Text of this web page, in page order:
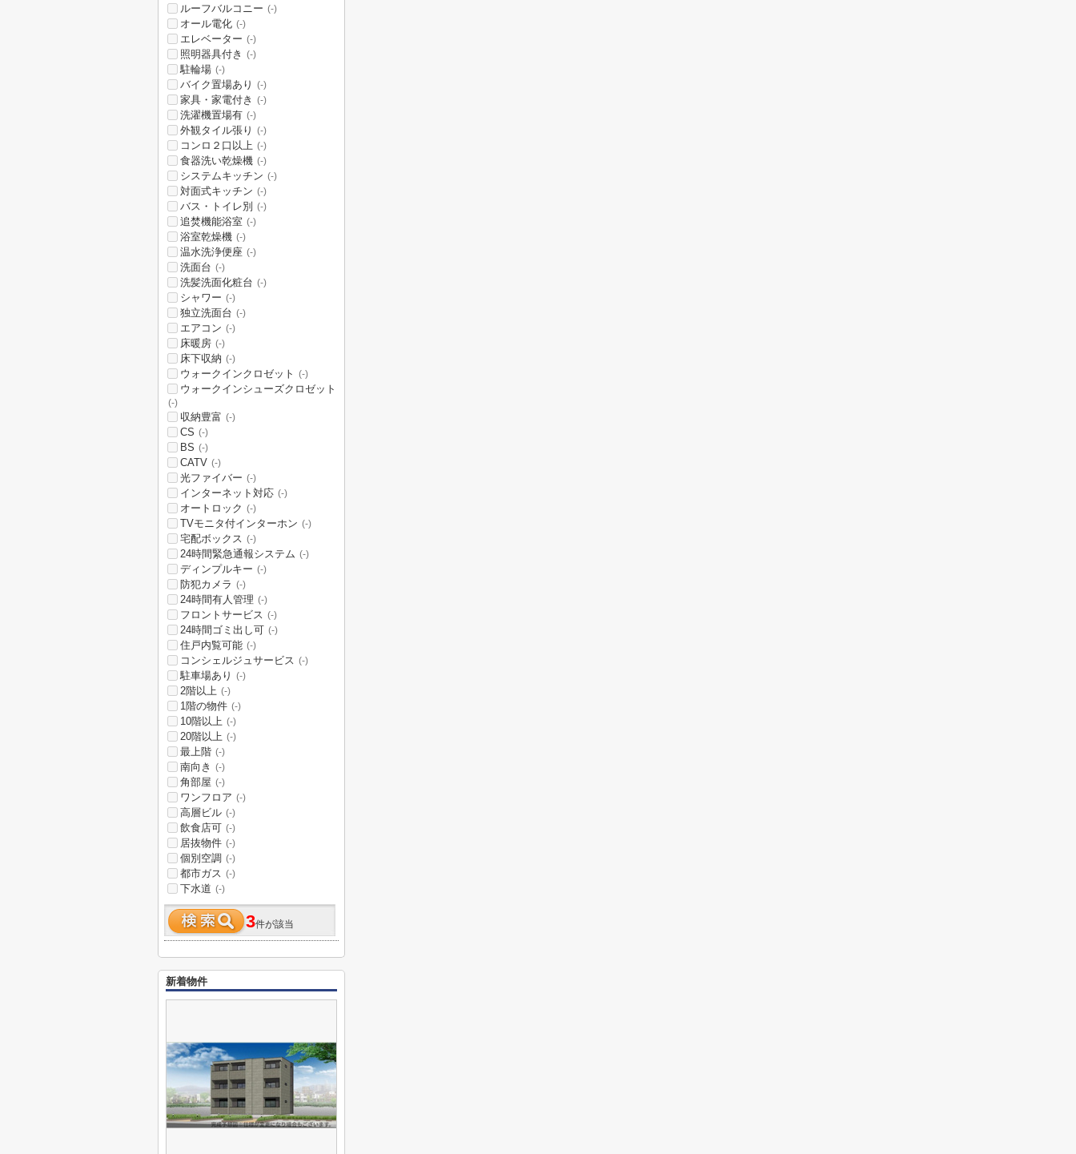
ルーフバルコニー (-)
オール電化 (-)
エレベーター (-)
照明器具付き (-)
駐輪場 (-)
バイク置場あり (-)
家具・家電付き (-)
洗濯機置場有 (-)
外観タイル張り (-)
コンロ２口以上 (-)
食器洗い乾燥機 (-)
システムキッチン (-)
対面式キッチン (-)
バス・トイレ別 (-)
追焚機能浴室 (-)
浴室乾燥機 (-)
温水洗浄便座 (-)
洗面台 (-)
洗髪洗面化粧台 (-)
シャワー (-)
独立洗面台 (-)
エアコン (-)
床暖房 (-)
床下収納 (-)
ウォークインクロゼット (-)
ウォークインシューズクロゼット
(-)
収納豊富 (-)
CS (-)
BS (-)
CATV (-)
光ファイバー (-)
インターネット対応 (-)
オートロック (-)
TVモニタ付インターホン (-)
宅配ボックス (-)
24時間緊急通報システム (-)
ディンプルキー (-)
防犯カメラ (-)
24時間有人管理 (-)
フロントサービス (-)
24時間ゴミ出し可 (-)
住戸内覧可能 (-)
コンシェルジュサービス (-)
駐車場あり (-)
2階以上 (-)
1階の物件 (-)
10階以上 (-)
20階以上 (-)
最上階 (-)
南向き (-)
角部屋 (-)
ワンフロア (-)
高層ビル (-)
飲食店可 (-)
居抜物件 (-)
個別空調 (-)
都市ガス (-)
下水道 (-)
3件が該当
新着物件